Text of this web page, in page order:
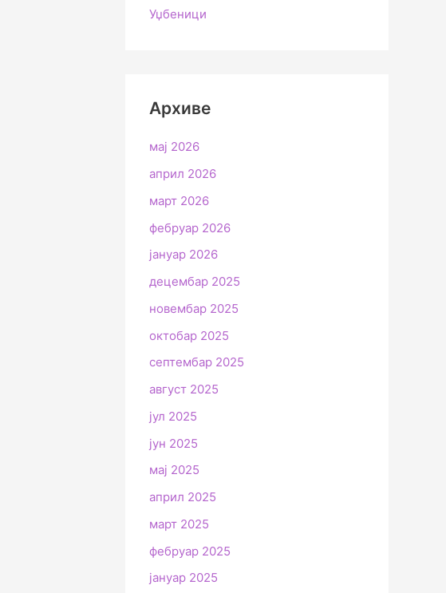
Уџбеници
Архиве
мај 2026
април 2026
март 2026
фебруар 2026
јануар 2026
децембар 2025
новембар 2025
октобар 2025
септембар 2025
август 2025
јул 2025
јун 2025
мај 2025
април 2025
март 2025
фебруар 2025
јануар 2025